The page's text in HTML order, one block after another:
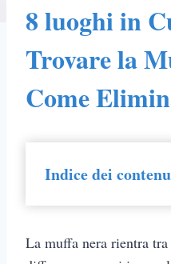
8 luoghi in
Trovare la
Come
Indice dei
La muffa nera rientra